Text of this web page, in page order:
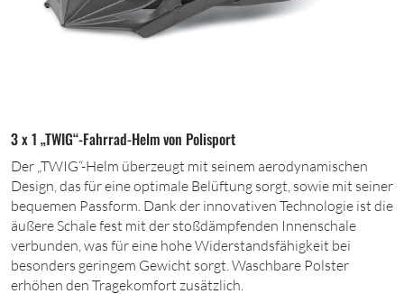
3 x 1 „TWIG“-Fahrrad-Helm von Polisport
Der „TWIG“-Helm überzeugt mit seinem aerodynamischen
Design, das für eine optimale Belüftung sorgt, sowie mit seiner
bequemen Passform. Dank der innovativen Technologie ist die
äußere Schale fest mit der stoßdämpfenden Innenschale
verbunden, was für eine hohe Widerstandsfähigkeit bei
besonders geringem Gewicht sorgt. Waschbare Polster
erhöhen den Tragekomfort zusätzlich.